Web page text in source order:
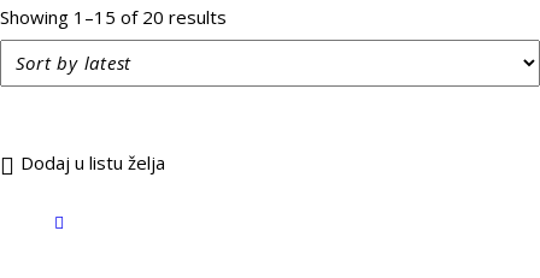
Showing 1–15 of 20 results
Dodaj u listu želja